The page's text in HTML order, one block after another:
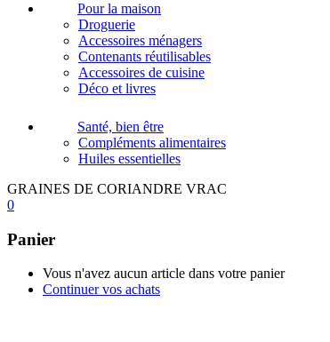
Pour la maison
Droguerie
Accessoires ménagers
Contenants réutilisables
Accessoires de cuisine
Déco et livres
Santé, bien être
Compléments alimentaires
Huiles essentielles
GRAINES DE CORIANDRE VRAC
0
Panier
Vous n'avez aucun article dans votre panier
Continuer vos achats